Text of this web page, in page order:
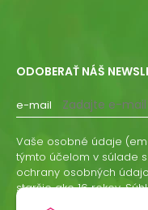
ODOBERAŤ NÁŠ
e-mail
Vaše osobné údaje
týmto účelom v súlade
ochrany osobných
staršie ako 16 rokov.